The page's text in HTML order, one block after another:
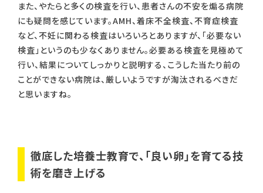
また、やたらと多くの検査を行い、患者さんの不安を煽る病院
にも疑問を感じています。AMH、着床不全検査、不育症検査
など、不妊に関わる検査はいろいろとありますが、「必要ない
検査」というのも少なくありません。必要ある検査を見極めて
行い、結果についてしっかりと説明する、こうした当たり前の
ことができない病院は、厳しいようですが淘汰されるべきだ
と思いますね。
徹底した培養士教育で、「良い卵」を育てる技
術を磨き上げる